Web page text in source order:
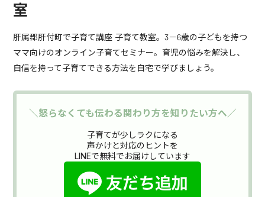
室
肝属郡肝付町で子育て講座 子育て教室。3－6歳の子どもを持つ
ママ向けのオンライン子育てセミナー。育児の悩みを解決し、
自信を持って子育てできる方法を自宅で学びましょう。
＼怒らなくても伝わる関わり方を知りたい方へ／
子育てが少しラクになる
声かけと対応のヒントを
LINEで無料でお届けしています